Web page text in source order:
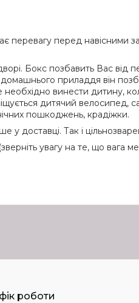
перед навісними
Бокс позбавить Вас
приладдя він
винести дитину,
дитячий велосипед,
пошкоджень, крадіжки.
Так і
увагу на те, що вага
роботи